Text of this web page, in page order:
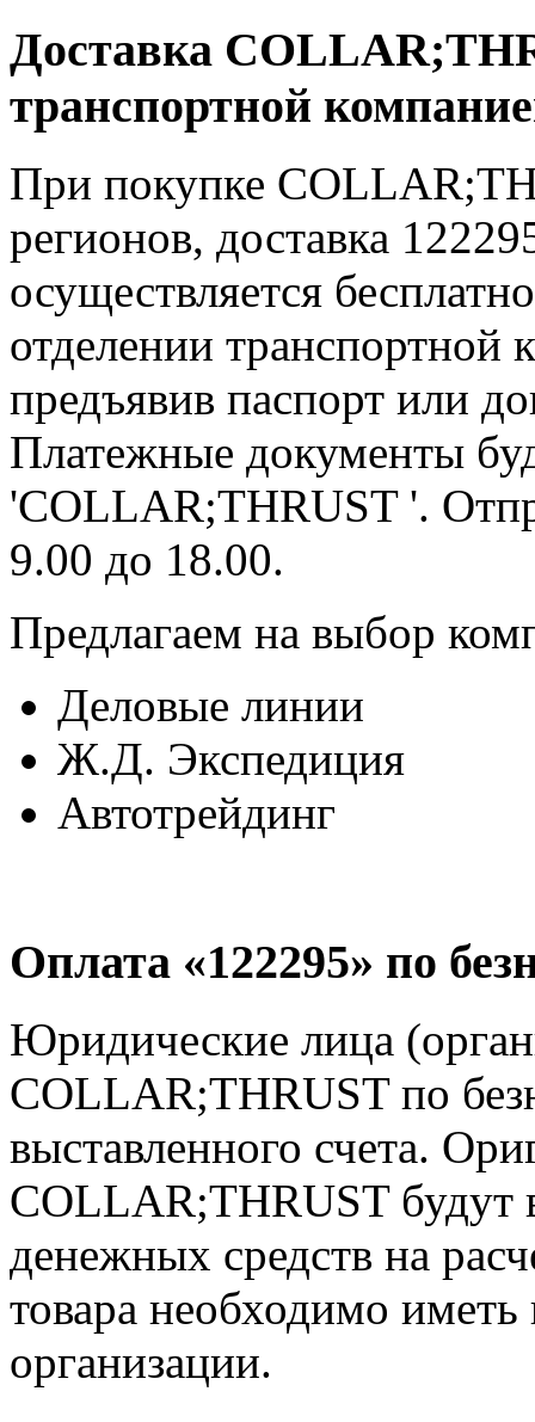
Доставка
транспортной
При покупке
регионов, доставка
осуществляется
отделении транспортной
предъявив паспорт или
Платежные документы
'COLLAR;THRUST '.
9.00 до 18.00.
Предлагаем на выбор
Деловые линии
Ж.Д. Экспедиция
Автотрейдинг
Оплата «122295» по
Юридические лица
COLLAR;THRUST по
выставленного счета.
COLLAR;THRUST будут
денежных средств на
товара необходимо иметь
организации.